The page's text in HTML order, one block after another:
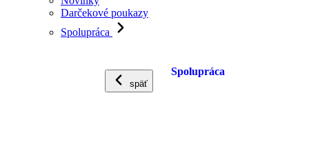
Darčekové poukazy
Spolupráca
späť
Spolupráca